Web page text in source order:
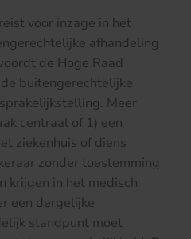
voor inzage in het
afhandeling
de Hoge Raad
buitengerechtelijke
Meer
centraal of 1) een
ziekenhuis of diens
zonder toestemming
krijgen in het medisch
een dergelijke
standpunt moet